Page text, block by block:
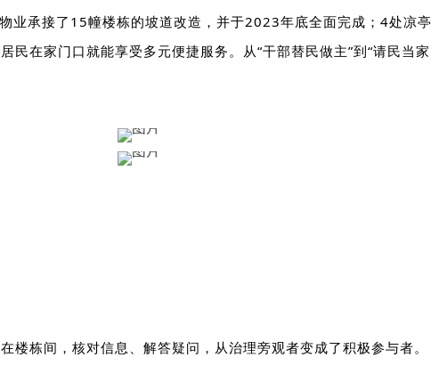
业承接了 15幢楼栋的坡道改造，并于2023年底全面完成； 4处凉亭
民在家门口就能享受多元便捷服务。从“干部替民做主”到“请民当家
楼栋间 ，核对信息、解答疑问，从治理旁观者变成了积极参与者。